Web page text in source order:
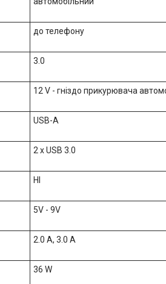
до телефону
3.0
12 V - гніздо прикурювача
USB-A
2 x USB 3.0
НІ
5V - 9V
2.0 A, 3.0 A
36 W